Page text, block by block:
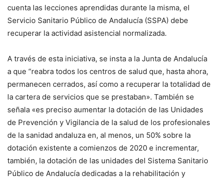
cuenta las lecciones aprendidas durante la misma, el
Servicio Sanitario Público de Andalucía (SSPA) debe
recuperar la actividad asistencial normalizada.
A través de esta iniciativa, se insta a la Junta de Andalucía
a que “reabra todos los centros de salud que, hasta ahora,
permanecen cerrados, así como a recuperar la totalidad de
la cartera de servicios que se prestaban». También se
señala «es preciso aumentar la dotación de las Unidades
de Prevención y Vigilancia de la salud de los profesionales
de la sanidad andaluza en, al menos, un 50% sobre la
dotación existente a comienzos de 2020 e incrementar,
también, la dotación de las unidades del Sistema Sanitario
Público de Andalucía dedicadas a la rehabilitación y